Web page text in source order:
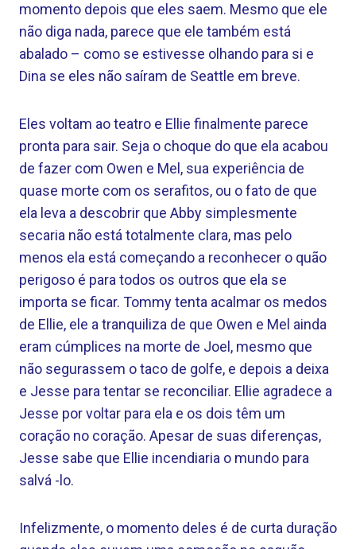
momento depois que eles saem. Mesmo que ele
não diga nada, parece que ele também está
abalado – como se estivesse olhando para si e
Dina se eles não saíram de Seattle em breve.
Eles voltam ao teatro e Ellie finalmente parece
pronta para sair. Seja o choque do que ela acabou
de fazer com Owen e Mel, sua experiência de
quase morte com os serafitos, ou o fato de que
ela leva a descobrir que Abby simplesmente
secaria não está totalmente clara, mas pelo
menos ela está começando a reconhecer o quão
perigoso é para todos os outros que ela se
importa se ficar. Tommy tenta acalmar os medos
de Ellie, ele a tranquiliza de que Owen e Mel ainda
eram cúmplices na morte de Joel, mesmo que
não segurassem o taco de golfe, e depois a deixa
e Jesse para tentar se reconciliar. Ellie agradece a
Jesse por voltar para ela e os dois têm um
coração no coração. Apesar de suas diferenças,
Jesse sabe que Ellie incendiaria o mundo para
salvá -lo.
Infelizmente, o momento deles é de curta duração